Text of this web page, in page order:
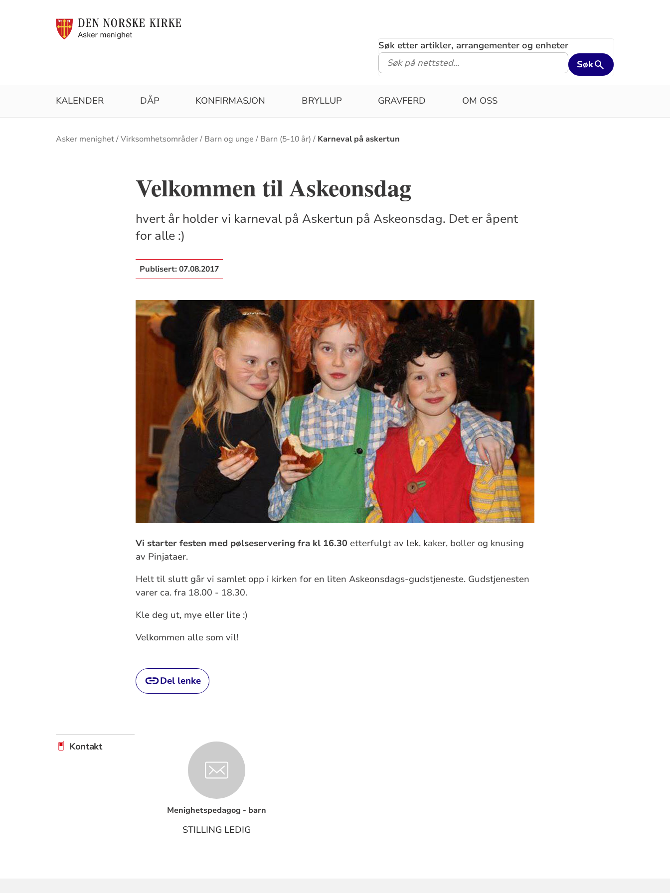
Søk etter artikler, arrangementer og enheter
Søk
KALENDER DÅP KONFIRMASJON BRYLLUP GRAVFERD OM OSS
Brødsmulesti
Asker menighet Virksomhetsområder Barn og unge Barn (5-10 år) Karneval på askertun
Velkommen til Askeonsdag
hvert år holder vi karneval på Askertun på Askeonsdag. Det er åpent
for alle :)
Publisert:07.08.2017
Vi starter festen med pølseservering fra kl 16.30 etterfulgt av lek, kaker, boller og knusing
av Pinjataer.
Helt til slutt går vi samlet opp i kirken for en liten Askeonsdags-gudstjeneste. Gudstjenesten
varer ca. fra 18.00 - 18.30.
Kle deg ut, mye eller lite :)
Velkommen alle som vil!
Del lenke
Kontakt
Menighetspedagog - barn
STILLING LEDIG